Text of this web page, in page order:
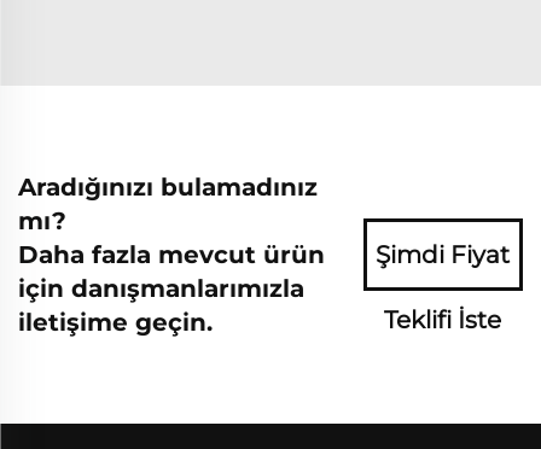
Aradığınızı bulamadınız
mı?
Daha fazla mevcut ürün
için danışmanlarımızla
iletişime geçin.
Şimdi Fiyat
Teklifi İste